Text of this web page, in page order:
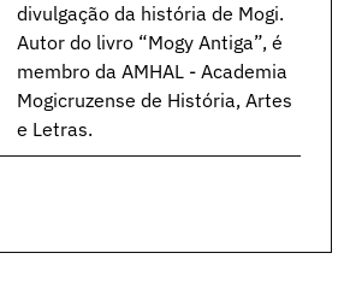
divulgação da história de Mogi.
Autor do livro “Mogy Antiga”, é
membro da AMHAL - Academia
Mogicruzense de História, Artes
e Letras.